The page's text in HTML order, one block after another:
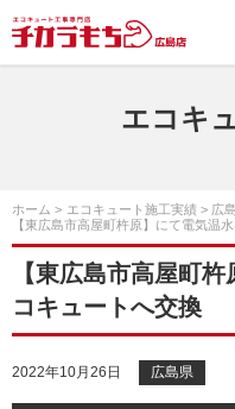
エコキ
ホーム エコキュート施工実績
広
【東広島市高屋町杵原】にて電気温
【東広島市高屋町
コキュートへ交換
2022年10月26日 広島県